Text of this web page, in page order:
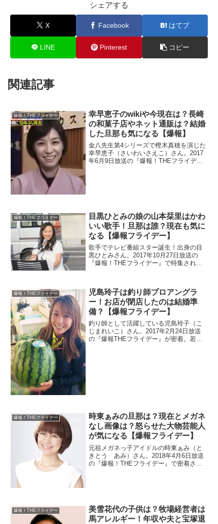
シェアする
X Facebook はてブ
LINE Pinterest コピー
関連記事
爆報！THEフライデー
幸早恵子のwikiや今現在は？長崎
の和菓子店やネット通販は？結婚
した旦那も気になる【爆報】
金八先生第4シリーズで樫木真穂を演じた
幸早恵子（さいわいさえこ）さん。2017
年6月9日放送の『爆報！THEフライデ
爆報！THEフライデー
目黒ひとみの娘の山本栞里はかわ
いい歌手！旦那は誰？現在も気に
なる【爆報フライデー】
歌手でテレビ番組スター誕生！出身の目
黒ひとみさん。2017年10月27日放送の
『爆報！THEフライデー』で特集されま
共に調査。
爆報！THEフライデー
児島玲子は釣り師プロアングラ
ー！お店が閉店したのは結婚準
備？【爆報フライデー】
釣り師として活躍している児島玲子（こ
じまれいこ）さん。2017年2月24日放送
の『爆報THEフライデー』が密着。若い
爆報！THEフライデー
時東ぁみの旦那は？現在とメガネ
なし画像は？怒らせた大物芸能人
が気になる【爆報フライデー】
元祖メガネっ子アイドルの時東ぁみ（と
きとう あみ）さん。2018年4月6日放送
の『爆報！THEフライデー』で密着され
爆報！THEフライデー
美雪花代の子供は？牧場経営者は
馬アレルギー！年収や夫と宝塚退